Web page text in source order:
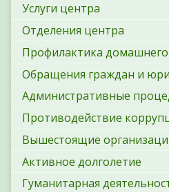
Услуги центра
Отделения центра
Профилактика домашнего
Обращения граждан и
Административные
Противодействие
Вышестоящие
Активное долголетие
Гуманитарная